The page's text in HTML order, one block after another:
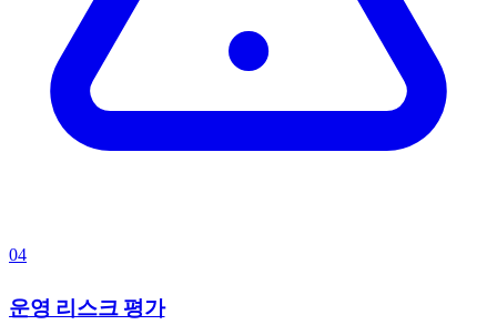
04
운영 리스크 평가